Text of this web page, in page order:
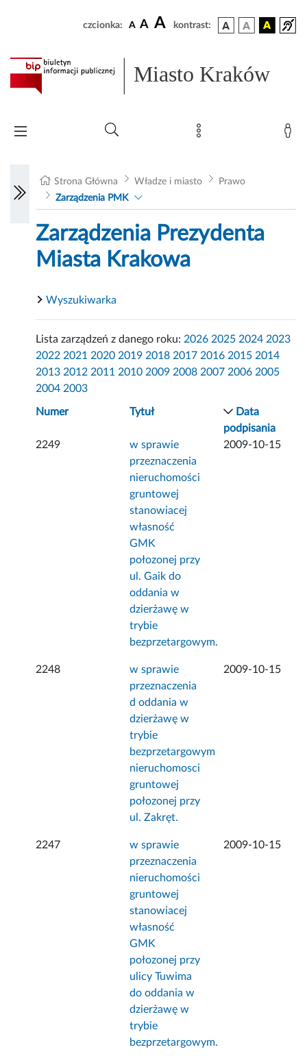
czcionka: A A A kontrast:
Miasto Kraków
Strona Główna Władze i miasto
Prawo
Zarządzenia PMK
Zarządzenia Prezydenta
Miasta Krakowa
Wyszukiwarka
Lista zarządzeń z danego roku: 2026 2025 2024 2023
2022 2021 2020 2019 2018 2017 2016 2015 2014
2013 2012 2011 2010 2009 2008 2007 2006 2005
2004 2003
Numer Tytuł
Data
podpisania
2249
w sprawie
przeznaczenia
nieruchomości
gruntowej
stanowiacej
własność
GMK
połozonej przy
ul. Gaik do
oddania w
dzierżawę w
trybie
bezprzetargowym.
2009-10-15
2248
w sprawie
przeznaczenia
d oddania w
dzierżawę w
trybie
bezprzetargowym
nieruchomosci
gruntowej
połozonej przy
ul. Zakręt.
2009-10-15
2247
w sprawie
przeznaczenia
nieruchomości
gruntowej
stanowiacej
własność
GMK
połozonej przy
ulicy Tuwima
do oddania w
dzierżawę w
trybie
bezprzetargowym.
2009-10-15